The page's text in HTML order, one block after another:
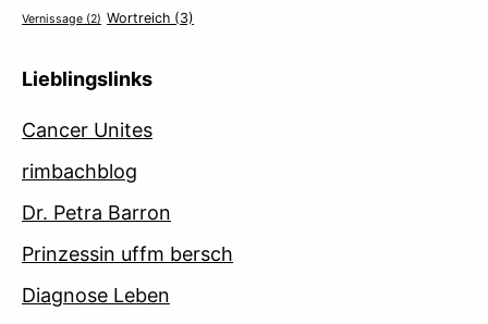
Vernissage (2) Wortreich (3)
Lieblingslinks
Cancer Unites
rimbachblog
Dr. Petra Barron
Prinzessin uffm bersch
Diagnose Leben